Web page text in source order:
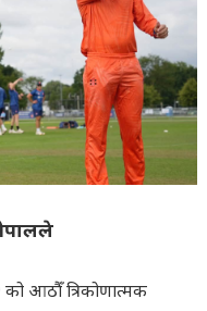
आठौँ त्रिकोणात्मक